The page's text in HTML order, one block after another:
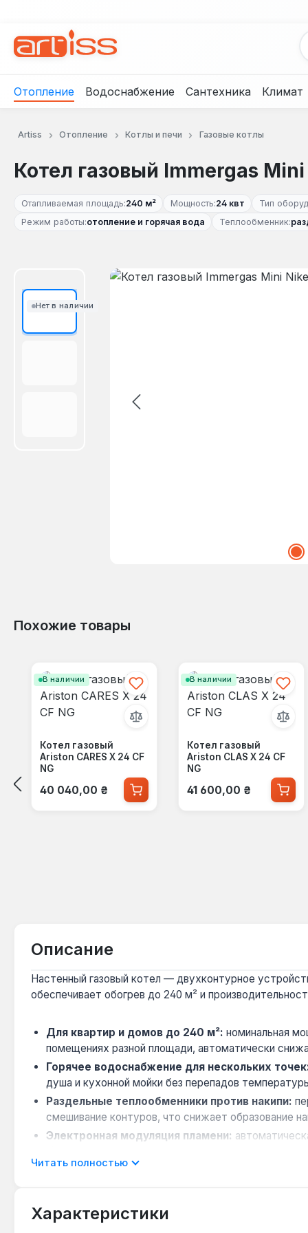
Отопление Водоснабжение Сантехника Климат
Artiss Отопление Котлы и печи Газовые котлы
Котел газовый Immergas
Отапливаемая площадь:240 м² Мощность:24 квт Тип
Режим работы:отопление и горячая вода Теплообменник:
Нет в наличии
Пропустить галерею изображений
Похожие товары
В наличии
Котел газовый
Ariston CARES X 24 CF
NG
Обычная цена:
40 040,00 ₴
В наличии
Котел газовый
Ariston CLAS X 24 CF
NG
Обычная цена:
41 600,00 ₴
Описание
Настенный газовый котел — двухконтурное
обеспечивает обогрев до 240 м² и
Для квартир и домов до 240 м²: номинальная
помещениях разной площади, автоматически
Горячее водоснабжение для нескольких
душа и кухонной мойки без перепадов
Раздельные теплообменники против накипи:
смешивание контуров, что снижает образование
Электронная модуляция пламени:
Защита от замерзания и заклинивания:
технической нише без потери полезной площади.
Читать полностью
Характеристики